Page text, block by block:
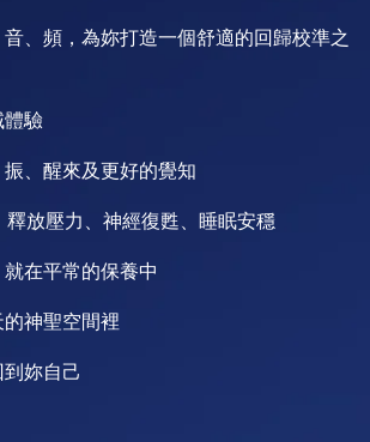
、頻，為妳打造一個舒適的回歸校準之
體驗
、醒來及更好的覺知
釋放壓力、神經復甦、睡眠安穩
在平常的保養中
神聖空間裡
妳自己